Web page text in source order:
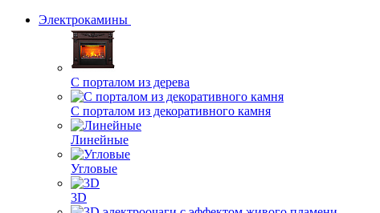
Электрокамины
С порталом из дерева
С порталом из декоративного камня
Линейные
Угловые
3D